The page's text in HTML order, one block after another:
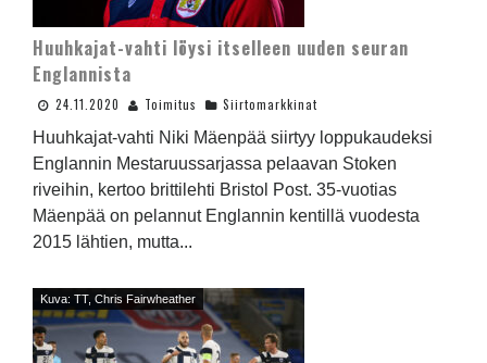
Huuhkajat-vahti löysi itselleen uuden seuran
Englannista
24.11.2020 Toimitus Siirtomarkkinat
Huuhkajat-vahti Niki Mäenpää siirtyy loppukaudeksi
Englannin Mestaruussarjassa pelaavan Stoken
riveihin, kertoo brittilehti Bristol Post. 35-vuotias
Mäenpää on pelannut Englannin kentillä vuodesta
2015 lähtien, mutta...
Kuva: TT, Chris Fairwheather